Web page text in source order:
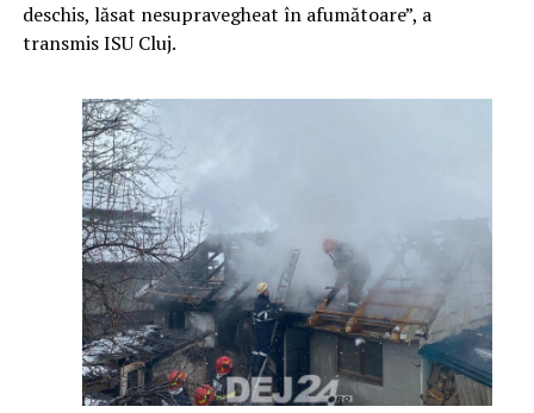
deschis, lăsat nesupravegheat în afumătoare”, a
transmis ISU Cluj.